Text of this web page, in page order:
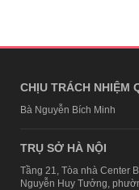
CHỊU TRÁCH NHIỆM
Bà Nguyễn Bích Minh
TRỤ SỞ HÀ NỘI
Tầng 21, Tòa nhà Center
Nguyễn Huy Tưởng,